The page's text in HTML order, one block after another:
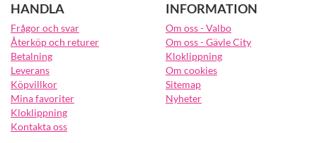
HANDLA
Frågor och svar
Återköp och returer
Betalning
Leverans
Köpvillkor
Mina favoriter
Kloklippning
Kontakta oss
INFORMATION
Om oss - Valbo
Om oss - Gävle City
Kloklippning
Om cookies
Sitemap
Nyheter